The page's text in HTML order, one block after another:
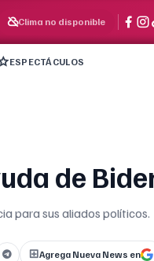
Clima no disponible
ESPECTÁCULOS
de
para sus aliados políticos.
Agrega Nueva News en